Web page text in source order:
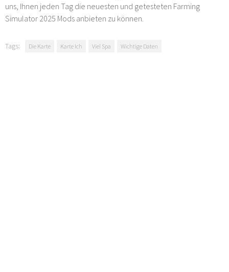
uns, Ihnen jeden Tag die neuesten und getesteten Farming
Simulator 2025 Mods anbieten zu können.
Tags: Die Karte Karte Ich Viel Spa Wichtige Daten